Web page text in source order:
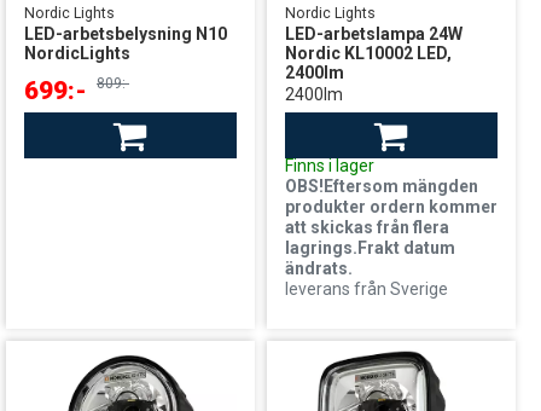
Nordic Lights
LED-arbetsbelysning N10
NordicLights
699:- 809:-
Finns i lager
leverans från Sverige
Nordic Lights
LED-arbetslampa 24W
Nordic KL10002 LED,
2400lm
2400lm
Finns i lager
OBS!Eftersom mängden
produkter ordern kommer
att skickas från flera
lagrings.Frakt datum
ändrats.
leverans från Sverige